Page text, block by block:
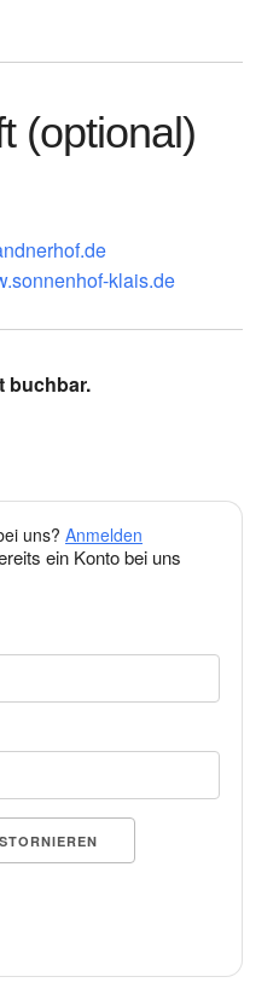
(optional)
klais.de
buchbar.
uns? Anmelden
ein Konto bei uns
STORNIEREN